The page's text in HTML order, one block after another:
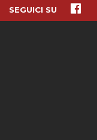
SEGUICI SU